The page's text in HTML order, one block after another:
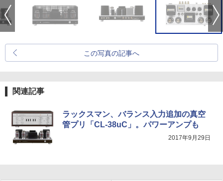
この写真の記事へ
関連記事
ラックスマン、バランス入力追加の真空
管プリ「CL-38uC」。パワーアンプも
2017年9月29日